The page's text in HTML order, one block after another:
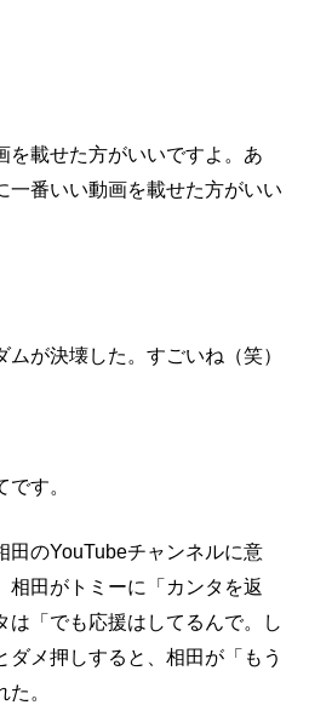
を載せた方がいいですよ。あ
一番いい動画を載せた方がいい
が決壊した。すごいね（笑）
す。
田のYouTubeチャンネルに意
相田がトミーに「カンタを返
は「でも応援はしてるんで。し
ダメ押しすると、相田が「もう
。